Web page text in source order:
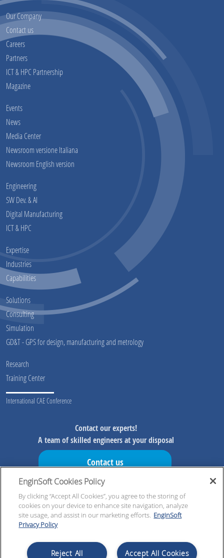
Our Company
Contact us
Careers
Partners
ICT & HPC Partnership
Magazine
Events
News
Media Center
Newsroom versione Italiana
Newsroom English version
Engineering
SW Dev. & AI
Digital Manufacturing
ICT & HPC
Expertise
Industries
Capabilities
Solutions
Consulting
Simulation
GD&T - GPS for design, manufacturing and metrology
Research
Training Center
International CAE Conference
Contact our experts!
A team of skilled engineers at your disposal
Contact us
Don't miss our initiatives!
Preview information on our initiatives, exclusive resources and
updates!
EnginSoft Cookies Policy
By clicking “Accept All Cookies”, you agree to the storing of
cookies on your device to enhance site navigation, analyze
site usage, and assist in our marketing efforts. EnginSoft
Privacy Policy
Accept All Cookies
Reject All